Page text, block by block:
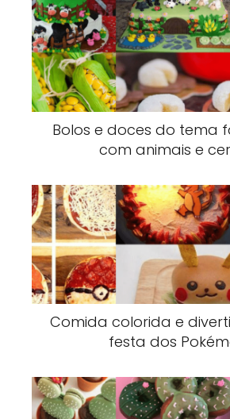
Bolos e doces do tema
com animais e
Comida colorida e
festa dos